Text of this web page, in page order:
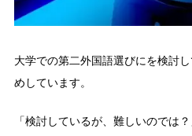
大学での第二外国語選びにを検討
めしています。
「検討しているが、難しいのでは